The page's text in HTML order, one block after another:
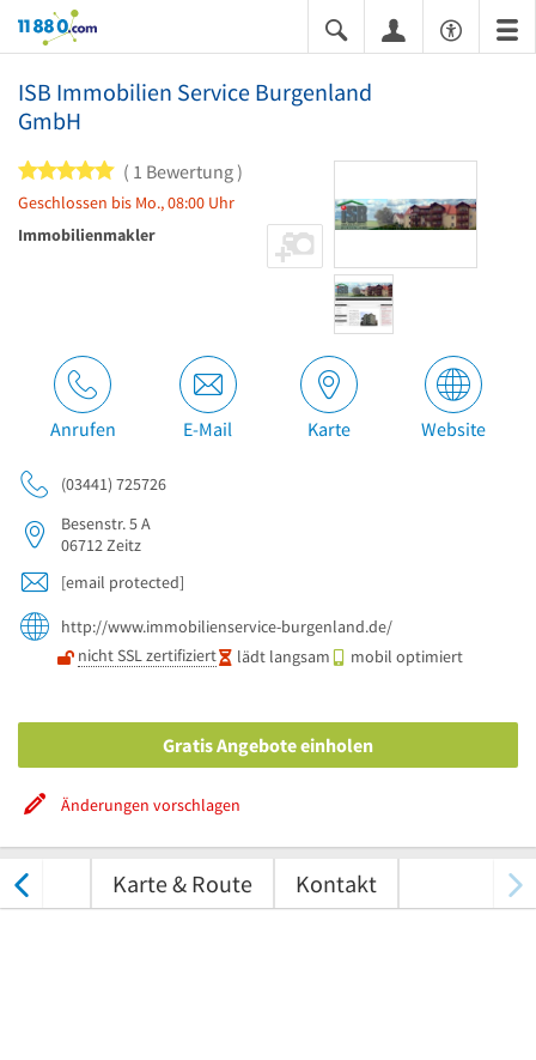
11880.com
ISB Immobilien Service Burgenland
GmbH
5 von 5 Sternen
1 Bewertung
Geschlossen bis Mo., 08:00 Uhr
Immobilienmakler
Anrufen E-Mail Karte Website
(03441) 725726
Besenstr. 5 A
06712Zeitz
[email protected]
http://www.immobilienservice-burgenland.de/
nicht SSL zertifiziert
lädt langsam mobil optimiert
Gratis Angebote einholen
Änderungen vorschlagen
Karte & Route Kontakt